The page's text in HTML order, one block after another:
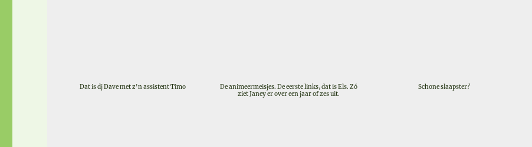
Dat is dj Dave met z'n assistent Timo
De animeermeisjes. De eerste links, dat is Els. Zó
ziet Janey er over een jaar of zes uit.
Schone slaapster?